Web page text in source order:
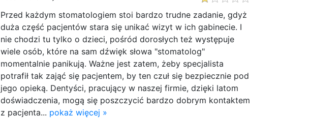
Przed każdym stomatologiem stoi bardzo trudne zadanie, gdyż
duża część pacjentów stara się unikać wizyt w ich gabinecie. I
nie chodzi tu tylko o dzieci, pośród dorosłych też występuje
wiele osób, które na sam dźwięk słowa "stomatolog"
momentalnie panikują. Ważne jest zatem, żeby specjalista
potrafił tak zająć się pacjentem, by ten czuł się bezpiecznie pod
jego opieką. Dentyści, pracujący w naszej firmie, dzięki latom
doświadczenia, mogą się poszczycić bardzo dobrym kontaktem
z pacjenta... pokaż więcej »